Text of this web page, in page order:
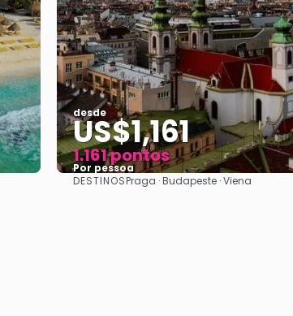
desde
US$1,161
1.161 pontos
Por pessoa
Vejo
DESTINOSPraga · Budapeste · Viena